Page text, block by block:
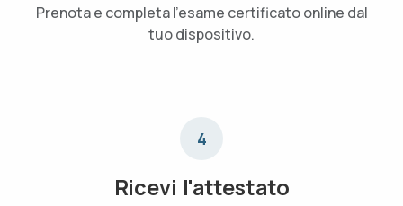
Prenota e completa l'esame certificato online dal
tuo dispositivo.
4
Ricevi l'attestato